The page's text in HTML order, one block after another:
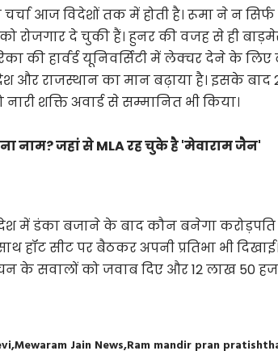
आज विदेशों तक में होती है। रूमा ने न
रोजगार दे चुकी हैं। हुनर की वजह से ही
की हार्वर्ड यूनिवर्सिटी में लेक्चर देने के लिए
राजस्थान का मान बढ़ाया है। इसके बाद
नारी शक्ति अवार्ड से सम्मानित भी किया।
नाम? जहां से MLA रह चुके है 'मेवाराम जैन'
में डंका बजाने के बाद कौन बनेगा करोड़पति
हॉट सीट पर बैठकर अपनी प्रतिभा भी
के सवालों को जवाब दिए और 12 लाख 50
Mewaram Jain News Ram mandir pran